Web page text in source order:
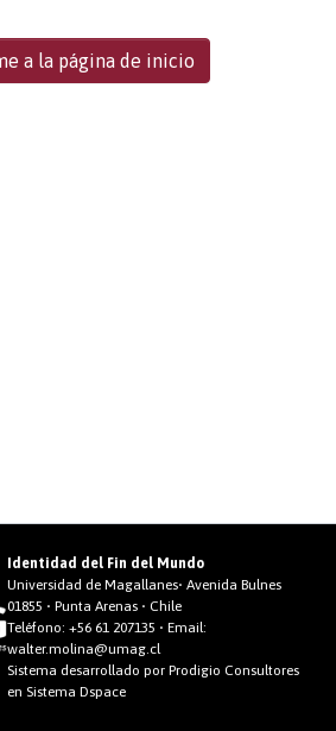
a la página de inicio
Identidad del Fin del Mundo
Universidad de Magallanes• Avenida Bulnes
01855 • Punta Arenas • Chile
Teléfono:+56 61 207135 • Email:
walter.molina@umag.cl
Sistema desarrollado por Prodigio Consultores
en Sistema Dspace